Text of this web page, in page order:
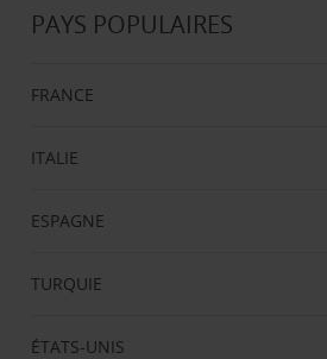
PAYS POPULAIRES
FRANCE
ITALIE
ESPAGNE
TURQUIE
ÉTATS-UNIS